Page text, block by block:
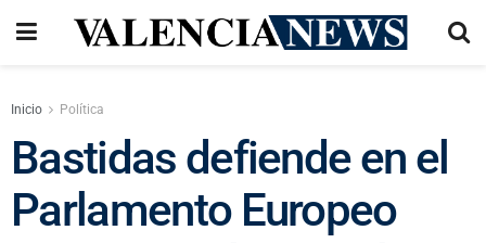
Inicio Política
Bastidas defiende en el
Parlamento Europeo